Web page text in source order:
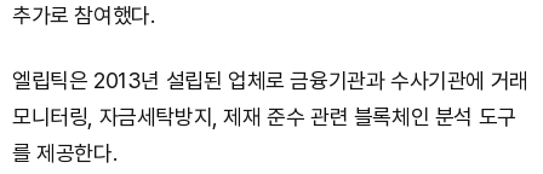
추가로 참여했다.
엘립틱은 2013년 설립된 업체로 금융기관과 수사기관에 거래
모니터링, 자금세탁방지, 제재 준수 관련 블록체인 분석 도구
를 제공한다.